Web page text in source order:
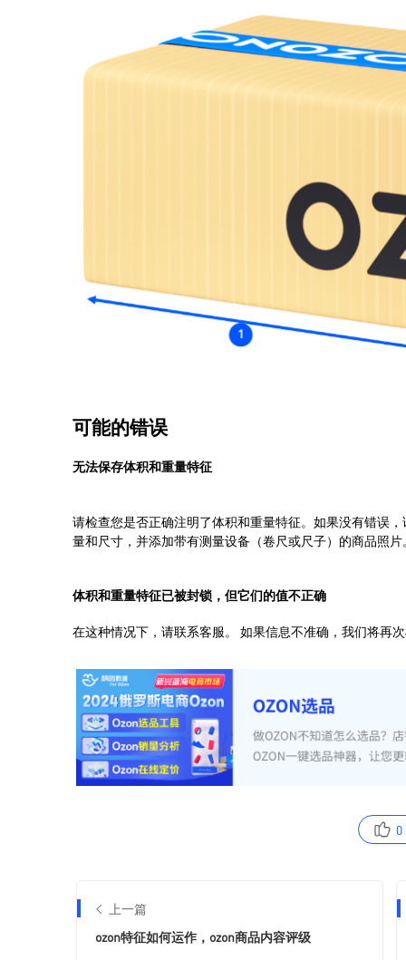
0
上一篇
ozon特征如何运作，ozon商品内容评级